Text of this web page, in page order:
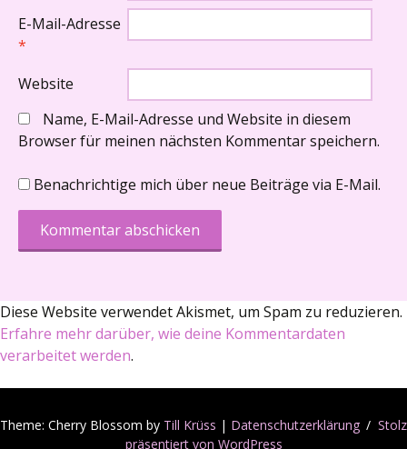
E-Mail-Adresse
*
Website
Name, E-Mail-Adresse und Website in diesem
Browser für meinen nächsten Kommentar speichern.
Benachrichtige mich über neue Beiträge via E-Mail.
Diese Website verwendet Akismet, um Spam zu reduzieren.
Erfahre mehr darüber, wie deine Kommentardaten
verarbeitet werden.
Theme: Cherry Blossom by Till Krüss | Datenschutzerklärung
Stolz
präsentiert von WordPress